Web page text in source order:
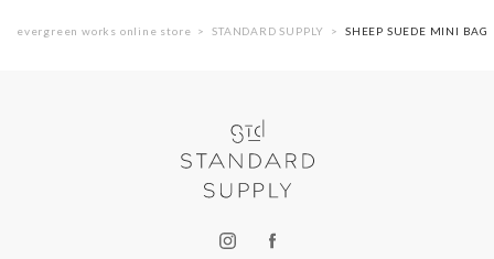
evergreen works online store STANDARD SUPPLY SHEEP SUEDE MINI BAG